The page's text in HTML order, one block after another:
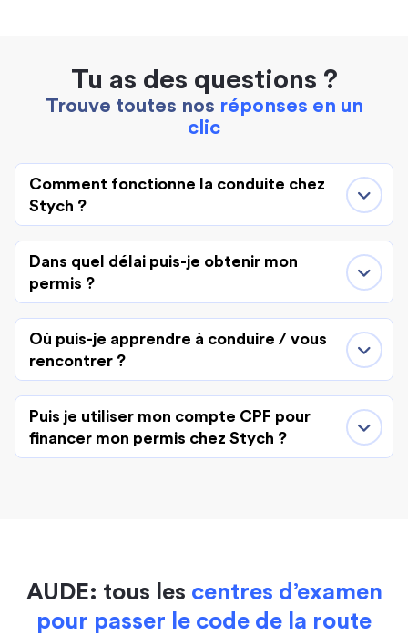
Tu as des questions ?
Trouve toutes nos réponses en un
clic
Comment fonctionne la conduite chez
Stych ?
Dans quel délai puis-je obtenir mon
permis ?
Où puis-je apprendre à conduire / vous
rencontrer ?
Puis je utiliser mon compte CPF pour
financer mon permis chez Stych ?
AUDE: tous les centres d’examen
pour passer le code de la route